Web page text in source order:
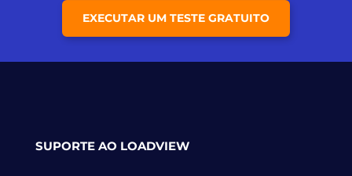
EXECUTAR UM TESTE GRATUITO
SUPORTE AO LOADVIEW